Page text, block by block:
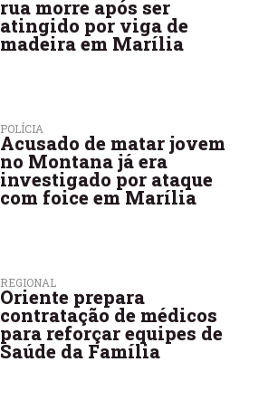
rua morre após ser
atingido por viga de
madeira em Marília
POLÍCIA
Acusado de matar jovem
no Montana já era
investigado por ataque
com foice em Marília
REGIONAL
Oriente prepara
contratação de médicos
para reforçar equipes de
Saúde da Família